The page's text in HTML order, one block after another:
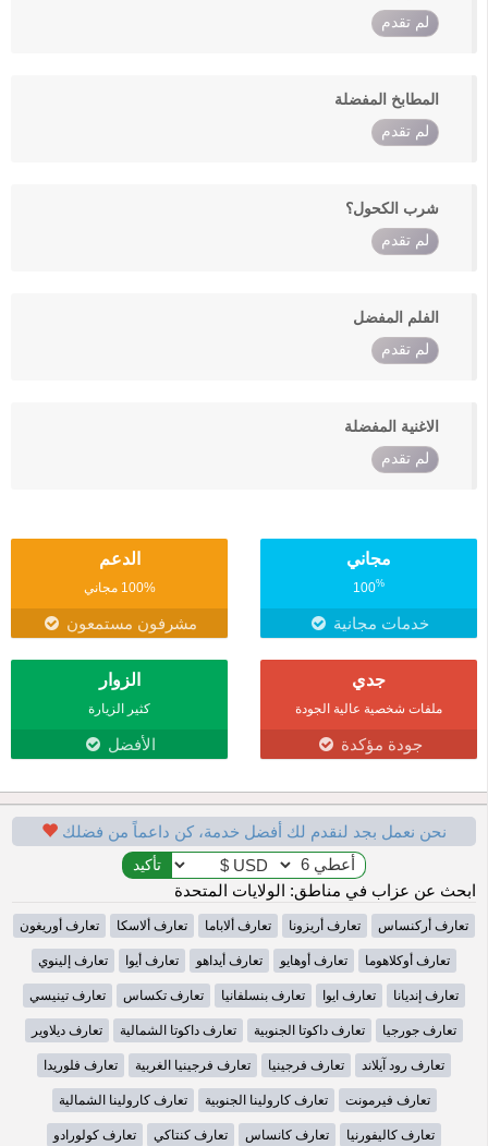
لم تقدم
المطابخ المفضلة
لم تقدم
شرب الكحول؟
لم تقدم
الفلم المفضل
لم تقدم
الاغنية المفضلة
لم تقدم
مجاني
100%
خدمات مجانية
الدعم
100% مجاني
مشرفون مستمعون
جدي
ملفات شخصية عالية الجودة
جودة مؤكدة
الزوار
كثير الزيارة
الأفضل
نحن نعمل بجد لنقدم لك أفضل خدمة، كن داعماً من فضلك
ابحث عن عزاب في مناطق: الولايات المتحدة
تعارف أركنساس تعارف أريزونا تعارف ألاباما تعارف ألاسكا تعارف أوريغون
تعارف أوكلاهوما تعارف أوهايو تعارف أيداهو تعارف أيوا تعارف إلينوي
تعارف إنديانا تعارف ايوا تعارف بنسلفانيا تعارف تكساس تعارف تينيسي
تعارف جورجيا تعارف داكوتا الجنوبية تعارف داكوتا الشمالية تعارف ديلاوير
تعارف رود آيلاند تعارف فرجينيا تعارف فرجينيا الغربية تعارف فلوريدا
تعارف فيرمونت تعارف كارولينا الجنوبية تعارف كارولينا الشمالية
تعارف كاليفورنيا تعارف كانساس تعارف كنتاكي تعارف كولورادو